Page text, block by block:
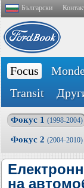
Български
Focus
Transit
Фокус 1 (1998-2004)
Фокус 2 (2004-2010)
на